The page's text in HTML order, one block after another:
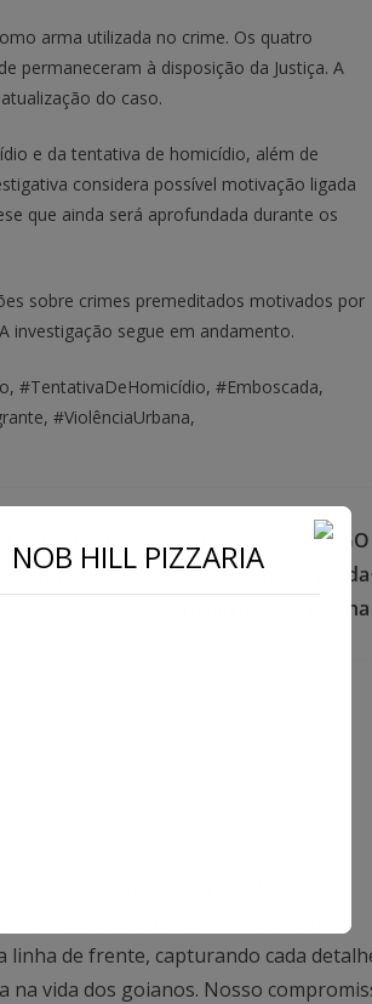
arma utilizada no crime. Os quatro
permaneceram à disposição da Justiça. A
do caso.
e da tentativa de homicídio, além de
considera possível motivação ligada
que ainda será aprofundada durante os
sobre crimes premeditados motivados por
investigação segue em andamento.
#TentativaDeHomicídio, #Emboscada,
#ViolênciaUrbana,
aos 93 anos o ex-presidente do TJGO
Henrique de Sá, referência histórica da
magistratura goiana
exclusivamente a trazer as
o nosso estado. Com uma equipe
linha de frente, capturando cada
na vida dos goianos. Nosso
NOB HILL PIZZARIA